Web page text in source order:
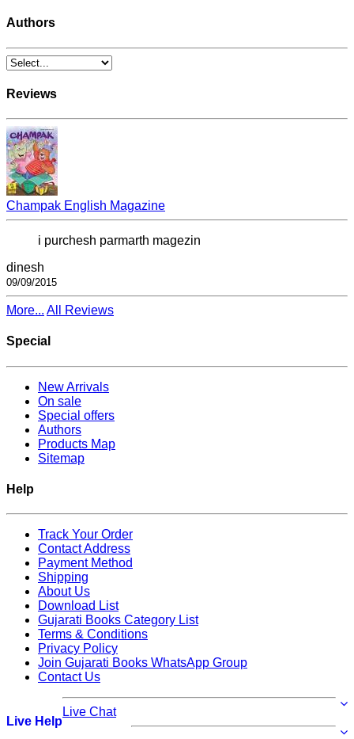
Authors
Reviews
Champak English Magazine
i purchesh parmarth magezin
dinesh
09/09/2015
More... All Reviews
Special
New Arrivals
On sale
Special offers
Authors
Products Map
Sitemap
Help
Track Your Order
Contact Address
Payment Method
Shipping
About Us
Download List
Gujarati Books Category List
Terms & Conditions
Privacy Policy
Join Gujarati Books WhatsApp Group
Contact Us
Live Help
Live Chat